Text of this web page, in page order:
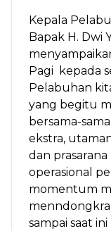
Kepala
Bapak H. Dwi
Pagi kepada
Pelabuhan
yang begitu
bersama-
ekstra,
dan
operasional
momentum
sampai saat